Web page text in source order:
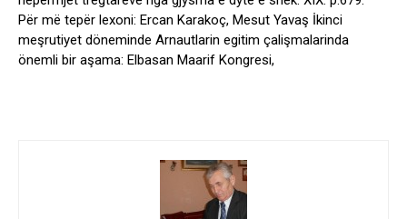
Për më tepër lexoni: Ercan Karakoç, Mesut Yavaş İkinci
meşrutiyet döneminde Arnautlarin egitim çalişmalarinda
önemli bir aşama: Elbasan Maarif Kongresi,